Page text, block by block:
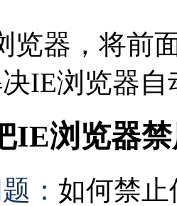
览器，将前
IE浏览器
IE浏览器
： 如何禁